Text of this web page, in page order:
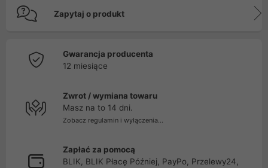
Zapytaj o produkt
Gwarancja producenta
12 miesiące
Zwrot / wymiana towaru
Masz na to 14 dni.
Zobacz regulamin i wyłączenia...
Zapłać za pomocą
BLIK, BLIK Płacę Później, PayPo, Przelewy24,